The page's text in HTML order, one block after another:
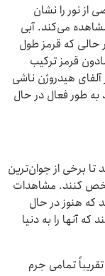
نور را نشان
می‌کند. آبی
حالی که قرمز طول
قرمز ترکیب
هیدروژن ناشی
به طور فعال در حال
تا برخی از جوان‌ترین
کنند. مشاهدات
که هنوز در حال
آنها را به دنیا
که تقریباً تمامی جرم